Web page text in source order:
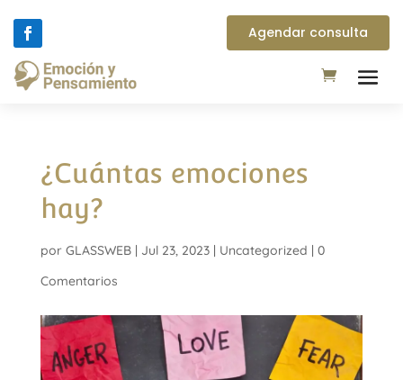
Agendar consulta
¿Cuántas emociones
hay?
por GLASSWEB| Jul 23, 2023| Uncategorized | 0
Comentarios